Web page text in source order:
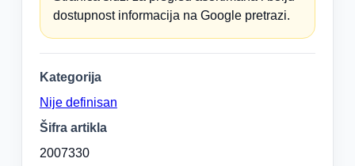
dostupnost informacija na Google pretrazi.
Kategorija
Nije definisan
Šifra artikla
2007330